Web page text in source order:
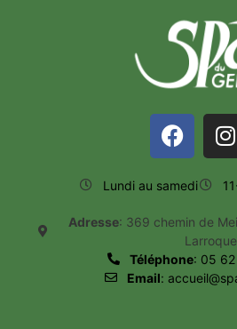
Lundi au samedi
Adresse: 369 chemin de
Larroque
Téléphone: 05
Email: